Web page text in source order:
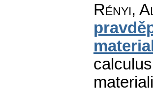
Rényi,